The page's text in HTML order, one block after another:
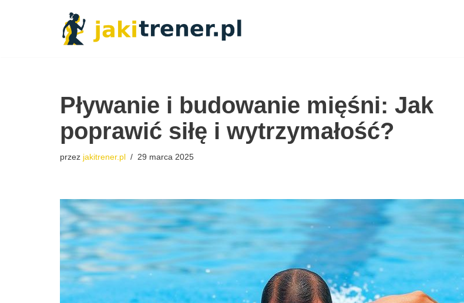
Pływanie i budowanie mięśni: Jak
poprawić siłę i wytrzymałość?
przez jakitrener.pl 29 marca 2025